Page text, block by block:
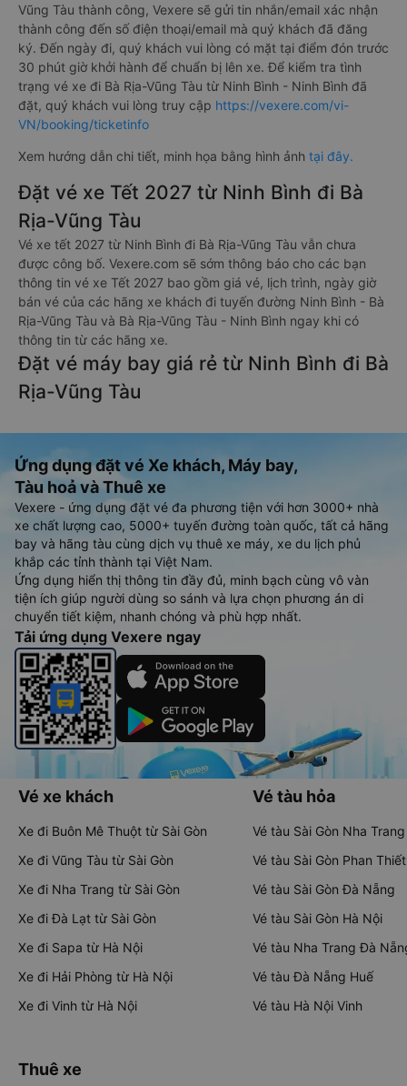
Vũng Tàu thành công, Vexere sẽ gửi tin nhắn/email xác nhận
thành công đến số điện thoại/email mà quý khách đã đăng
ký. Đến ngày đi, quý khách vui lòng có mặt tại điểm đón trước
30 phút giờ khởi hành để chuẩn bị lên xe. Để kiểm tra tình
trạng vé xe đi Bà Rịa-Vũng Tàu từ Ninh Bình - Ninh Bình đã
đặt, quý khách vui lòng truy cập https://vexere.com/vi-
VN/booking/ticketinfo
Xem hướng dẫn chi tiết, minh họa bằng hình ảnh tại đây.
Đặt vé xe Tết 2027 từ Ninh Bình đi Bà
Rịa-Vũng Tàu
Vé xe tết 2027 từ Ninh Bình đi Bà Rịa-Vũng Tàu vẫn chưa
được công bố. Vexere.com sẽ sớm thông báo cho các bạn
thông tin vé xe Tết 2027 bao gồm giá vé, lịch trình, ngày giờ
bán vé của các hãng xe khách đi tuyến đường Ninh Bình - Bà
Rịa-Vũng Tàu và Bà Rịa-Vũng Tàu - Ninh Bình ngay khi có
thông tin từ các hãng xe.
Đặt vé máy bay giá rẻ từ Ninh Bình đi Bà
Rịa-Vũng Tàu
Ứng dụng đặt vé Xe khách, Máy bay,
Tàu hoả và Thuê xe
Vexere - ứng dụng đặt vé đa phương tiện với hơn 3000+ nhà
xe chất lượng cao, 5000+ tuyến đường toàn quốc, tất cả hãng
bay và hãng tàu cùng dịch vụ thuê xe máy, xe du lịch phủ
khắp các tỉnh thành tại Việt Nam.
Ứng dụng hiển thị thông tin đầy đủ, minh bạch cùng vô vàn
tiện ích giúp người dùng so sánh và lựa chọn phương án di
chuyển tiết kiệm, nhanh chóng và phù hợp nhất.
Tải ứng dụng Vexere ngay
Vé xe khách
Xe đi Buôn Mê Thuột từ Sài Gòn
Xe đi Vũng Tàu từ Sài Gòn
Xe đi Nha Trang từ Sài Gòn
Xe đi Đà Lạt từ Sài Gòn
Xe đi Sapa từ Hà Nội
Xe đi Hải Phòng từ Hà Nội
Xe đi Vinh từ Hà Nội
Vé tàu hỏa
Vé tàu Sài Gòn Nha Trang
Vé tàu Sài Gòn Phan Thiết
Vé tàu Sài Gòn Đà Nẵng
Vé tàu Sài Gòn Hà Nội
Vé tàu Nha Trang Đà
Vé tàu Đà Nẵng Huế
Vé tàu Hà Nội Vinh
Thuê xe